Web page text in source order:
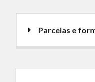
Parcelas e